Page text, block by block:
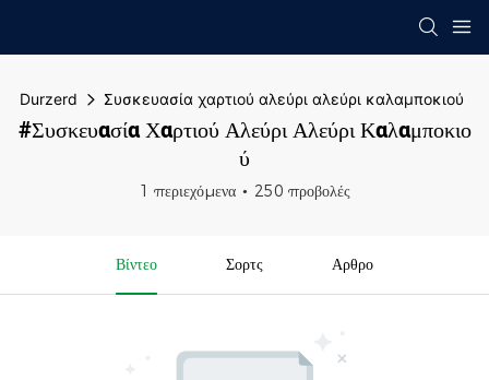
Durzerd Συσκευασία χαρτιού αλεύρι αλεύρι καλαμποκιού
#Συσκευασία Χαρτιού Αλεύρι Αλεύρι Καλαμποκιο
Ύ
1 περιεχόμενα 250 προβολές
Βίντεο Σορτς Αρθρο